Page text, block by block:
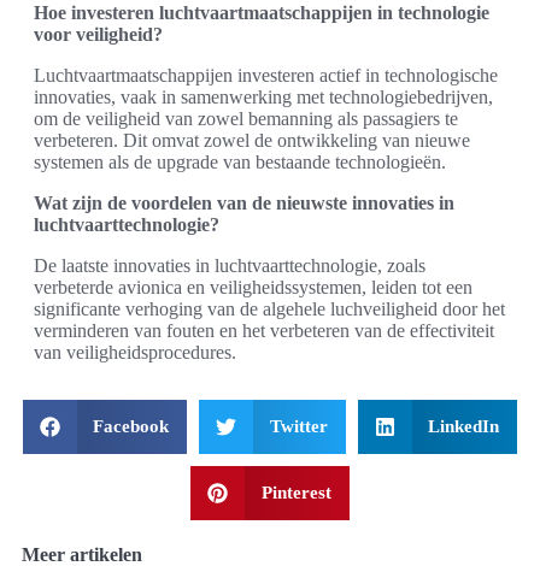
Hoe investeren luchtvaartmaatschappijen in technologie
voor veiligheid?
Luchtvaartmaatschappijen investeren actief in technologische
innovaties, vaak in samenwerking met technologiebedrijven,
om de veiligheid van zowel bemanning als passagiers te
verbeteren. Dit omvat zowel de ontwikkeling van nieuwe
systemen als de upgrade van bestaande technologieën.
Wat zijn de voordelen van de nieuwste innovaties in
luchtvaarttechnologie?
De laatste innovaties in luchtvaarttechnologie, zoals
verbeterde avionica en veiligheidssystemen, leiden tot een
significante verhoging van de algehele luchveiligheid door het
verminderen van fouten en het verbeteren van de effectiviteit
van veiligheidsprocedures.
Facebook Twitter LinkedIn
Pinterest
Meer artikelen